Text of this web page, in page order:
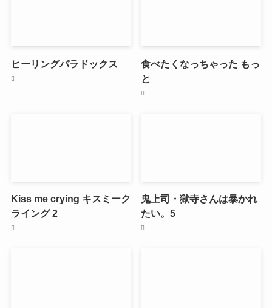
ヒーリングパラドックス
食べたくなっちゃった もっ
と
Kiss me crying キスミーク
ライング 2
鬼上司・獄寺さんは暴かれ
たい。5